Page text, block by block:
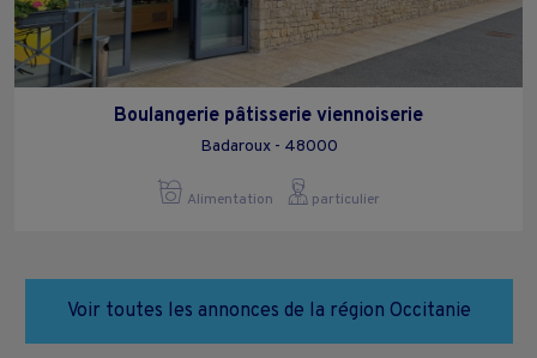
Boulangerie pâtisserie viennoiserie
Badaroux - 48000
Alimentation particulier
Voir toutes les annonces de la région Occitanie